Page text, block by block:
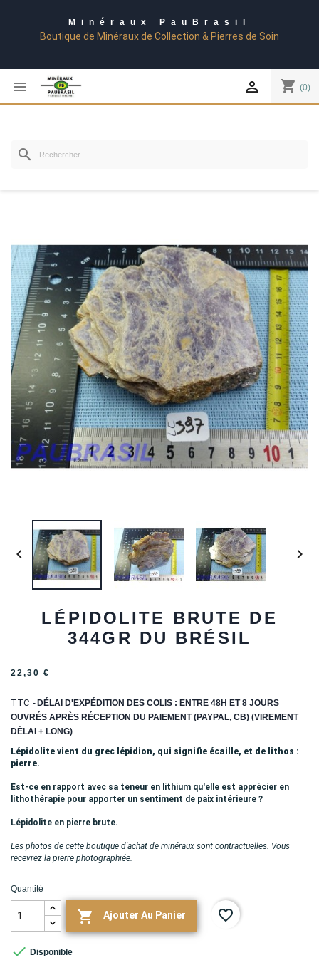
Minéraux PauBrasil
Boutique de Minéraux de Collection & Pierres de Soin
 shopping_cart (0)

search
 
LÉPIDOLITE BRUTE DE
344GR DU BRÉSIL
22,30 €
TTC
DÉLAI D'EXPÉDITION DES COLIS : ENTRE 48H ET 8 JOURS
OUVRÉS APRÈS RÉCEPTION DU PAIEMENT (PAYPAL, CB) (VIREMENT
DÉLAI + LONG)
Lépidolite vient du grec lépidion, qui signifie écaille, et de lithos :
pierre.
Est-ce en rapport avec sa teneur en lithium qu'elle est apprécier en
lithothérapie pour apporter un sentiment de paix intérieure ?
Lépidolite en pierre brute.
Les photos de cette boutique d'achat de minéraux sont contractuelles. Vous
recevrez la pierre photographiée.
Quantité
 Ajouter Au Panier favorite_border
 Disponible